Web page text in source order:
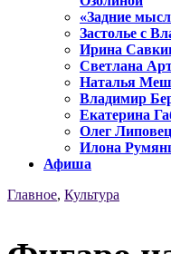
«Задние
Застолье с
Ирина
Светлана
Наталья
Владимир
Екатерина
Олег
Илона
Афиша
Главное, Культура